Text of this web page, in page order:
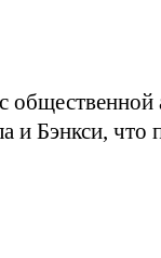
Бэнкси, что